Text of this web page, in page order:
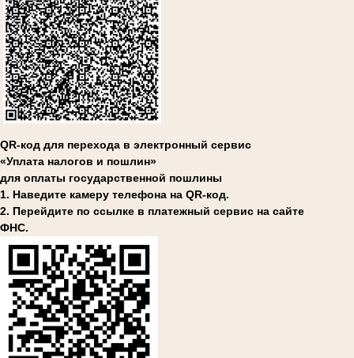
QR-код для перехода в электронный сервис
«Уплата налогов и пошлин»
для оплаты государственной пошлины
1. Наведите камеру телефона на QR-код.
2. Перейдите по ссылке в платежный сервис на сайте
ФНС.